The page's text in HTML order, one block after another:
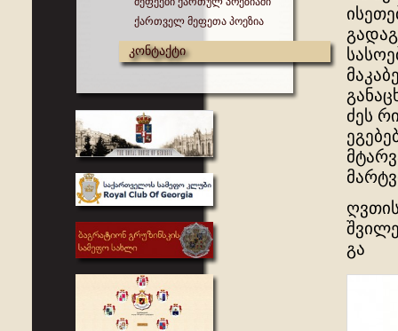
ქართველ მეფეთა პოეზია
კონტაქტი
ძეს
გა